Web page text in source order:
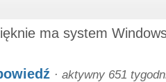
ma system
· aktywny 651